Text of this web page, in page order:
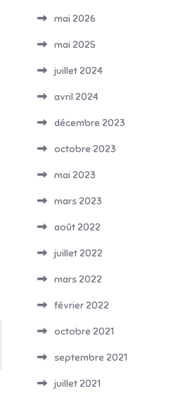
mai 2026
mai 2025
juillet 2024
avril 2024
décembre 2023
octobre 2023
mai 2023
mars 2023
août 2022
juillet 2022
mars 2022
février 2022
octobre 2021
septembre 2021
juillet 2021